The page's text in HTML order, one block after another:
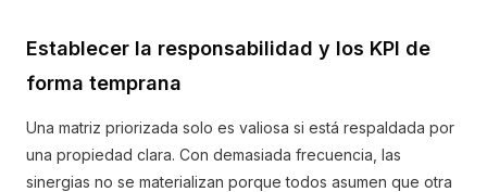
Establecer la responsabilidad y los KPI de
forma temprana
Una matriz priorizada solo es valiosa si está respaldada por
una propiedad clara. Con demasiada frecuencia, las
sinergias no se materializan porque todos asumen que otra